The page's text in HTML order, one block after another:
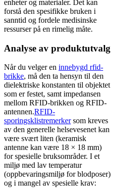
enheter og materialer. Det kan
forstå den spesifikke bruken i
sanntid og fordele medisinske
ressurser på en rimelig måte.
Analyse av produktutvalg
Når du velger en innebygd rfid-
brikke, må den ta hensyn til den
dielektriske konstanten til objektet
som er festet, samt impedansen
mellom RFID-brikken og RFID-
antennen.RFID-
sporingsklistremerkersom kreves
av den generelle helsevesenet kan
være svært liten (keramisk
antenne kan være 18 × 18 mm)
for spesielle bruksområder. I et
miljø med lav temperatur
(oppbevaringsmiljø for blodposer)
og i mangel av spesielle krav: